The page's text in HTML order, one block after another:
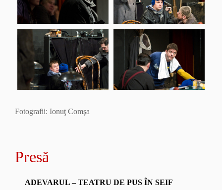
Fotografii: Ionuţ Comşa
Presă
ADEVARUL – TEATRU DE PUS ÎN SEIF